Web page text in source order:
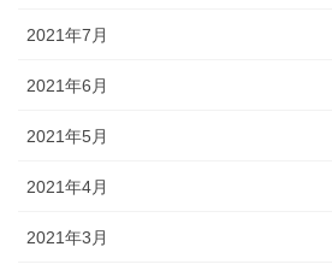
2021年7月
2021年6月
2021年5月
2021年4月
2021年3月